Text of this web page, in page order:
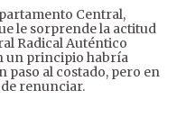
Central,
le sorprende la actitud
Radical Auténtico
un principio habría
paso al costado, pero en
renunciar.